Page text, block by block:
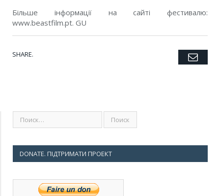
Більше інформації на сайті фестивалю:
www.beastfilm.pt. GU
SHARE. Twitter
Facebook
Google+
Pinterest
LinkedIn
Tumblr
DONATE. ПІДТРИМАТИ ПРОЕКТ